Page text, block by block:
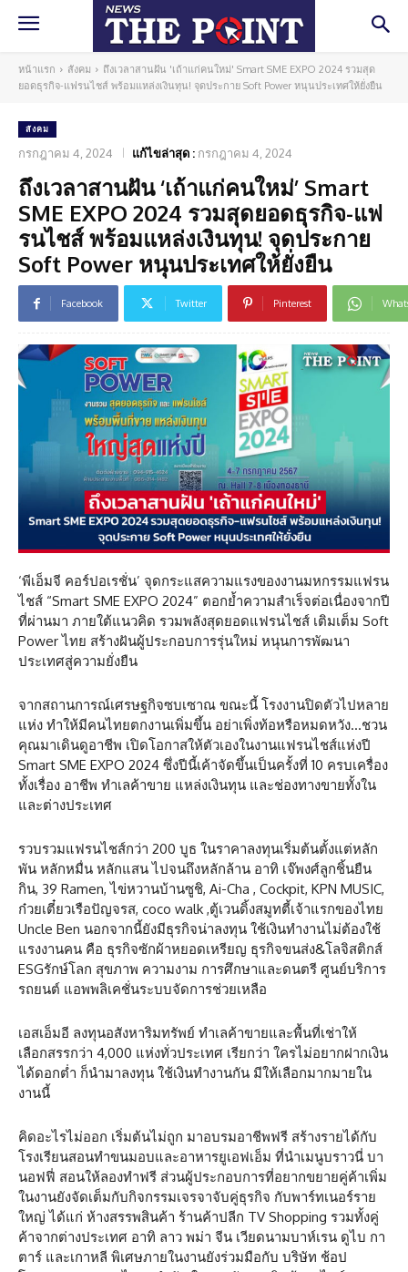
หน้าแรก สังคม
ถึงเวลาสานฝัน 'เถ้าแก่คนใหม่' Smart SME EXPO 2024 รวมสุด
ยอดธุรกิจ-แฟรนไชส์ พร้อมแหล่งเงินทุน! จุดประกาย Soft Power หนุนประเทศให้ยั่งยืน
สังคม
กรกฎาคม 4, 2024 แก้ไขล่าสุด : กรกฎาคม 4, 2024
ถึงเวลาสานฝัน ‘เถ้าแก่คนใหม่’ Smart
SME EXPO 2024 รวมสุดยอดธุรกิจ-แฟ
รนไชส์ พร้อมแหล่งเงินทุน! จุดประกาย
Soft Power หนุนประเทศให้ยั่งยืน
Facebook Twitter Pinterest
‘พีเอ็มจี คอร์ปอเรชั่น’ จุดกระแสความแรงของงานมหกรรมแฟรน
ไชส์ “Smart SME EXPO 2024” ตอกย้ำความสำเร็จต่อเนื่องจากปี
ที่ผ่านมา ภายใต้แนวคิด รวมพลังสุดยอดแฟรนไชส์ เติมเต็ม Soft
Power ไทย สร้างฝันผู้ประกอบการรุ่นใหม่ หนุนการพัฒนา
ประเทศสู่ความยั่งยืน
จากสถานการณ์เศรษฐกิจซบเซาณ ขณะนี้ โรงงานปิดตัวไปหลาย
แห่ง ทำให้มีคนไทยตกงานเพิ่มขึ้น อย่าเพิ่งท้อหรือหมดหวัง…ชวน
คุณมาเดินดูอาชีพ เปิดโอกาสให้ตัวเองในงานแฟรนไชส์แห่งปี
Smart SME EXPO 2024 ซึ่งปีนี้เค้าจัดขึ้นเป็นครั้งที่ 10 ครบเครื่อง
ทั้งเรื่อง อาชีพ ทำเลค้าขาย แหล่งเงินทุน และช่องทางขายทั้งใน
และต่างประเทศ
รวบรวมแฟรนไชส์กว่า 200 บูธ ในราคาลงทุนเริ่มต้นตั้งแต่หลัก
พัน หลักหมื่น หลักแสน ไปจนถึงหลักล้าน อาทิ เจ๊พงศ์ลูกชิ้นยืน
กิน, 39 Ramen, ไข่หวานบ้านซูชิ, Ai-Cha , Cockpit, KPN MUSIC,
ก๋วยเตี๋ยวเรือปัญจรส, coco walk ,ตู้เวนดิ้งสมูทตี้เจ้าแรกของไทย
Uncle Ben นอกจากนี้ยังมีธุรกิจน่าลงทุน ใช้เงินทำงานไม่ต้องใช้
แรงงานคน คือ ธุรกิจซักผ้าหยอดเหรียญ ธุรกิจขนส่ง&โลจิสติกส์
ESGรักษ์โลก สุขภาพ ความงาม การศึกษาและดนตรี ศูนย์บริการ
รถยนต์ แอพพลิเคชั่นระบบจัดการช่วยเหลือ
เอสเอ็มอี ลงทุนอสังหาริมทรัพย์ ทำเลค้าขายและพื้นที่เช่าให้
เลือกสรรกว่า 4,000 แห่งทั่วประเทศ เรียกว่า ใครไม่อยากฝากเงิน
ได้ดอกต่ำ ก็นำมาลงทุน ใช้เงินทำงานกัน มีให้เลือกมากมายใน
งานนี้
คิดอะไรไม่ออก เริ่มต้นไม่ถูก มาอบรมอาชีพฟรี สร้างรายได้กับ
โรงเรียนสอนทำขนมอบและอาหารยูเอฟเอ็ม ที่นำเมนูบราวนี่ บา
นอฟฟี่ สอนให้ลองทำฟรี ส่วนผู้ประกอบการที่อยากขยายคู่ค้าเพิ่ม
ในงานยังจัดเต็มกับกิจกรรมเจรจาจับคู่ธุรกิจ กับพาร์ทเนอร์ราย
ใหญ่ ได้แก่ ห้างสรรพสินค้า ร้านค้าปลีก TV Shopping รวมทั้งคู่
ค้าจากต่างประเทศ อาทิ ลาว พม่า จีน เวียดนามบาห์เรน ดูไบ กา
ตาร์ และเกาหลี พิเศษภายในงานยังร่วมมือกับ บริษัท ช้อป